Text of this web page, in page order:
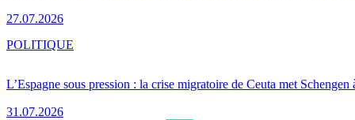
27.07.2026
L’Espagne sous pression : la crise migratoire de Ceuta met Schengen
31.07.2026
POLITIQUE